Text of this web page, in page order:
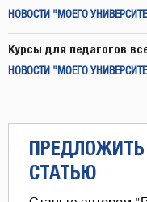
НОВОСТИ "МОЕГО
Курсы для педагогов
НОВОСТИ "МОЕГО
СТАТЬЮ